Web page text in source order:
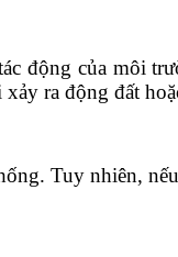
động của môi
ra động đất
Tuy nhiên,